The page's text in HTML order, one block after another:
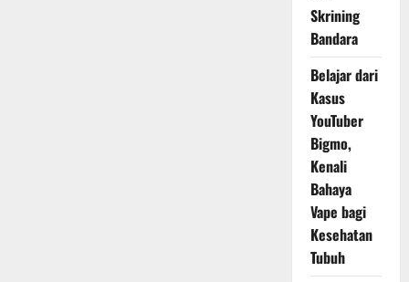
Skrining
Bandara
Belajar dari
Kasus
YouTuber
Bigmo,
Kenali
Bahaya
Vape bagi
Kesehatan
Tubuh